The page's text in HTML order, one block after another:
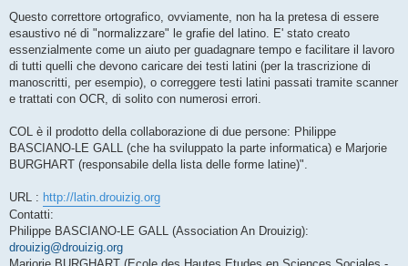
Questo correttore ortografico, ovviamente, non ha la pretesa di essere
esaustivo né di "normalizzare" le grafie del latino. E' stato creato
essenzialmente come un aiuto per guadagnare tempo e facilitare il lavoro
di tutti quelli che devono caricare dei testi latini (per la trascrizione di
manoscritti, per esempio), o correggere testi latini passati tramite scanner
e trattati con OCR, di solito con numerosi errori.
COL è il prodotto della collaborazione di due persone: Philippe
BASCIANO-LE GALL (che ha sviluppato la parte informatica) e Marjorie
BURGHART (responsabile della lista delle forme latine)".
URL : http://latin.drouizig.org
Contatti:
Philippe BASCIANO-LE GALL (Association An Drouizig):
drouizig@drouizig.org